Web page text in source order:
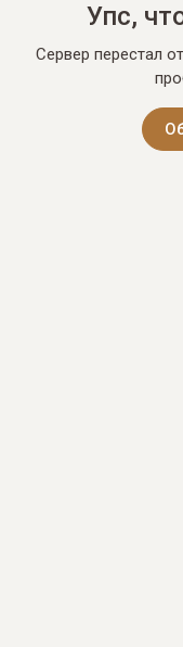
Упс,
Сервер перестал